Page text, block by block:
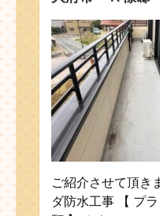
ご紹介させて頂き
ダ防水工事 【 プ